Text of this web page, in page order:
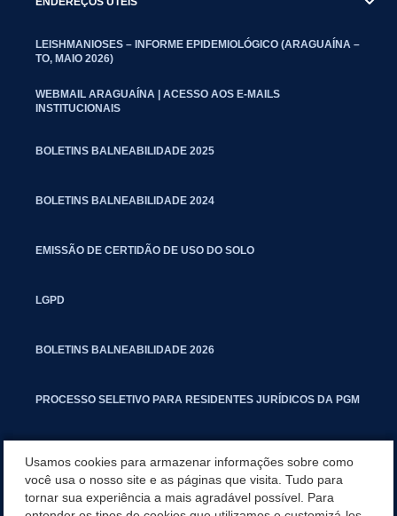
LEISHMANIOSES – INFORME EPIDEMIOLÓGICO (ARAGUAÍNA –
TO, MAIO 2026)
WEBMAIL ARAGUAÍNA | ACESSO AOS E-MAILS
INSTITUCIONAIS
BOLETINS BALNEABILIDADE 2025
BOLETINS BALNEABILIDADE 2024
EMISSÃO DE CERTIDÃO DE USO DO SOLO
LGPD
BOLETINS BALNEABILIDADE 2026
PROCESSO SELETIVO PARA RESIDENTES JURÍDICOS DA PGM
MANUAL DE PROCEDIMENTOS IMOBILIÁRIOS SEINFRA
Usamos cookies para armazenar informações sobre como
você usa o nosso site e as páginas que visita. Tudo para
tornar sua experiência a mais agradável possível. Para